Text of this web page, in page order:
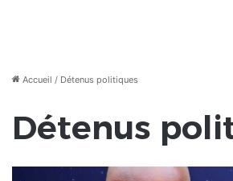
Accueil / Détenus politiques
Détenus